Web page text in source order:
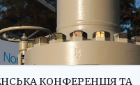
КОНФЕРЕНЦІЯ ТА